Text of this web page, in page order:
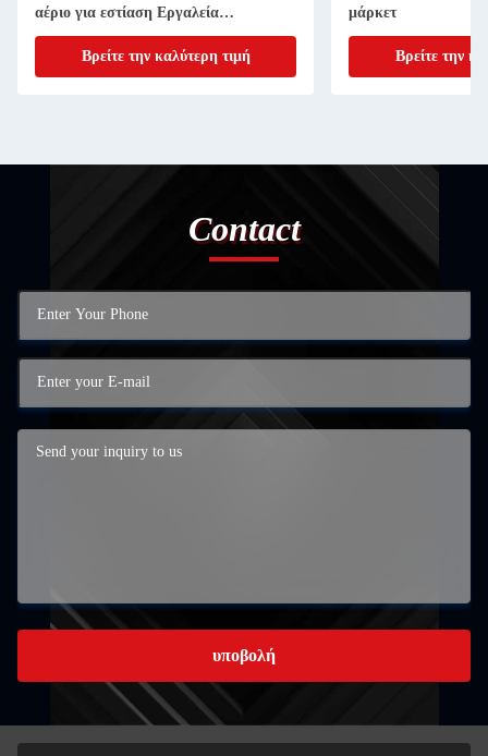
αέριο για εστίαση Εργαλεία
μαγειρέματος
Βρείτε την καλύτερη τιμή
μάρκετ
Βρείτε την
Contact
υποβολή